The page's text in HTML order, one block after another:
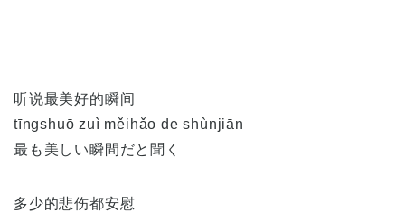
听说最美好的瞬间
tīngshuō zuì měihǎo de shùnjiān
最も美しい瞬間だと聞く
多少的悲伤都安慰